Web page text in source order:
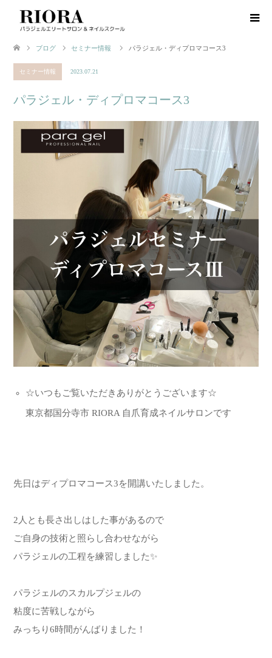
ブログ セミナー情報 パラジェル・ディプロマコース3
セミナー情報 2023.07.21
パラジェル・ディプロマコース3
☆いつもご覧いただきありがとうございます☆
東京都国分寺市 RIORA 自爪育成ネイルサロンです
先日はディプロマコース3を開講いたしました。
2人とも長さ出しはした事があるので
ご自身の技術と照らし合わせながら
パラジェルの工程を練習しました✨
パラジェルのスカルプジェルの
粘度に苦戦しながら
みっちり6時間がんばりました！